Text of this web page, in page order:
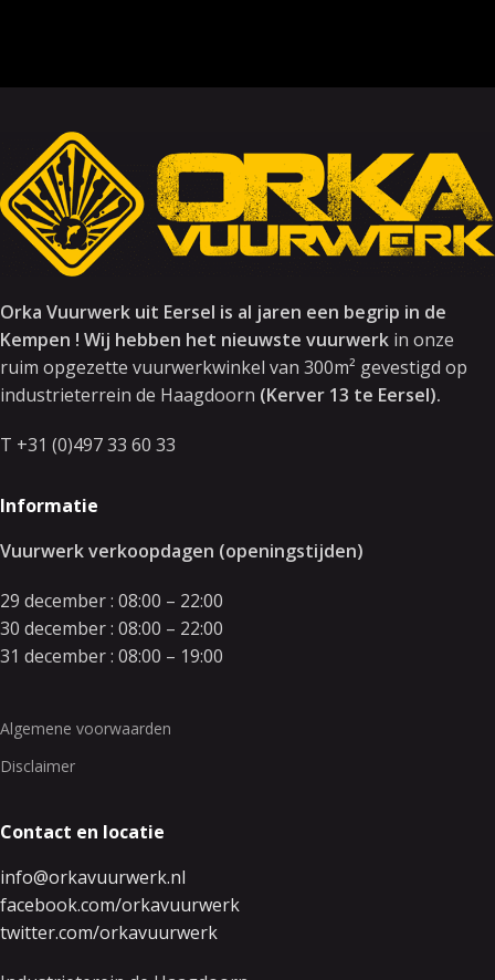
Orka Vuurwerk uit Eersel is al jaren een begrip in de
Kempen ! Wij hebben het nieuwste vuurwerk in onze
ruim opgezette vuurwerkwinkel van 300m² gevestigd op
industrieterrein de Haagdoorn (Kerver 13 te Eersel).
T +31 (0)497 33 60 33
Informatie
Vuurwerk verkoopdagen (openingstijden)
29 december : 08:00 – 22:00
30 december : 08:00 – 22:00
31 december : 08:00 – 19:00
Algemene voorwaarden
Disclaimer
Contact en locatie
info@orkavuurwerk.nl
facebook.com/orkavuurwerk
twitter.com/orkavuurwerk